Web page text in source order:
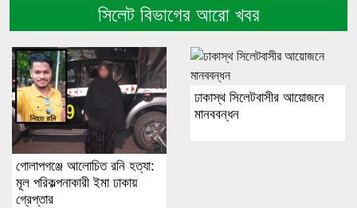
সিলেট বিভাগের আরো খবর
গোলাপগঞ্জে আলোচিত রনি হত্যা:
মূল পরিকল্পনাকারী ইমা ঢাকায়
গ্রেপ্তার
ঢাকাস্থ সিলেটবাসীর আয়োজনে
মানববন্ধন